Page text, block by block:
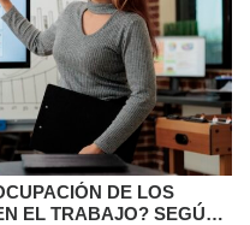
DE LOS
EL TRABAJO? SEGÚN